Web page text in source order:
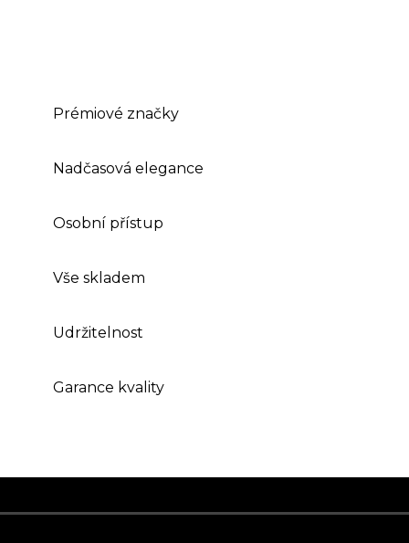
Prémiové značky
Nadčasová elegance
Osobní přístup
Vše skladem
Udržitelnost
Garance kvality
á